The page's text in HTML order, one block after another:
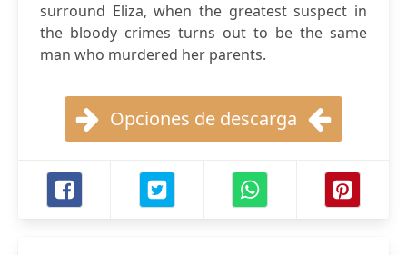
surround Eliza, when the greatest suspect in
the bloody crimes turns out to be the same
man who murdered her parents.
Opciones de descarga